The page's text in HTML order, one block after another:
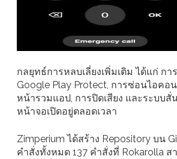
กลยุทธ์การหลบเลี่ยงเพิ่มเติม ได้แก่ กา
Google Play Protect, การซ่อนไอคอ
หน้ารวมแอป, การปิดเสียง และระบบสั่
หน้าจอเปิดอยู่ตลอดเวลา
Zimperium ได้สร้าง Repository บน
คำสั่งทั้งหมด 137 คำสั่งที่ Rokarolla ส